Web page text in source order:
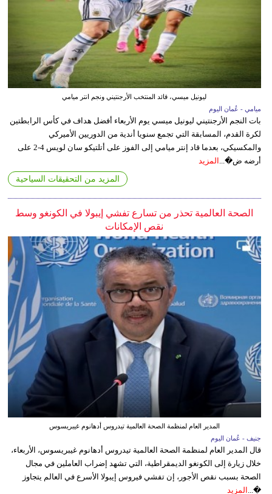
ليونيل ميسي، قائد المنتخب الأرجنتيني ونجم انتر ميامي
ميامي - عُمان اليوم
بات النجم الأرجنتيني ليونيل ميسي يوم الأربعاء أفضل هداف في كأس الرابطتين
لكرة القدم، المسابقة التي تجمع سنويا أندية من الدوريين الأميركي
والمكسيكي، بعدما قاد إنتر ميامي إلى الفوز على أتلتيكو سان لويس 4-2 على
أرضه ض�...
المزيد
المزيد من التحقيقات السياحية
الصحة العالمية تحذر من تسارع تفشي إيبولا في الكونغو وسط
نقص الإمكانات
المدير العام لمنظمة الصحة العالمية تيدروس أدهانوم غيبريسوس
جنيف - عُمان اليوم
قال المدير العام لمنظمة الصحة العالمية تيدروس أدهانوم غيبريسوس، الأربعاء،
خلال زيارة إلى الكونغو الديمقراطية، التي تشهد إضراب العاملين في مجال
الصحة بسبب نقص الأجور، إن تفشي فيروس إيبولا الأسرع في العالم يتجاوز
�... المزيد